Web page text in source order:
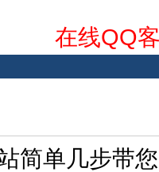
在线QQ
简单几步带